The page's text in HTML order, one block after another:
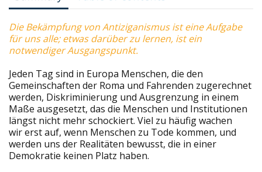
Die Bekämpfung von Antiziganismus ist eine Aufgabe
für uns alle; etwas darüber zu lernen, ist ein
notwendiger Ausgangspunkt.
Jeden Tag sind in Europa Menschen, die den
Gemeinschaften der Roma und Fahrenden zugerechnet
werden, Diskriminierung und Ausgrenzung in einem
Maße ausgesetzt, das die Menschen und Institutionen
längst nicht mehr schockiert. Viel zu häufig wachen
wir erst auf, wenn Menschen zu Tode kommen, und
werden uns der Realitäten bewusst, die in einer
Demokratie keinen Platz haben.